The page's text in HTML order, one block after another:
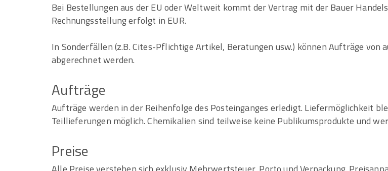
Bei Bestellungen aus der EU oder Weltweit kommt der Vertrag mit der Bauer
Rechnungsstellung erfolgt in EUR.
In Sonderfällen (z.B. Cites-Pflichtige Artikel, Beratungen usw.) können Aufträge von
abgerechnet werden.
Aufträge
Aufträge werden in der Reihenfolge des Posteinganges erledigt. Liefermöglichkeit
Teillieferungen möglich. Chemikalien sind teilweise keine Publikumsprodukte und
Preise